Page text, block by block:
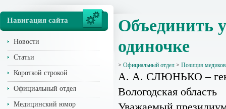
Навигация сайта
Новости
Статьи
Короткой строкой
Официальный отдел
Медицинский юмор
Объединить
одиночке
> Официальный отдел > Позиция медиков
А. А. СЛЮНЬКО –
Вологодская область